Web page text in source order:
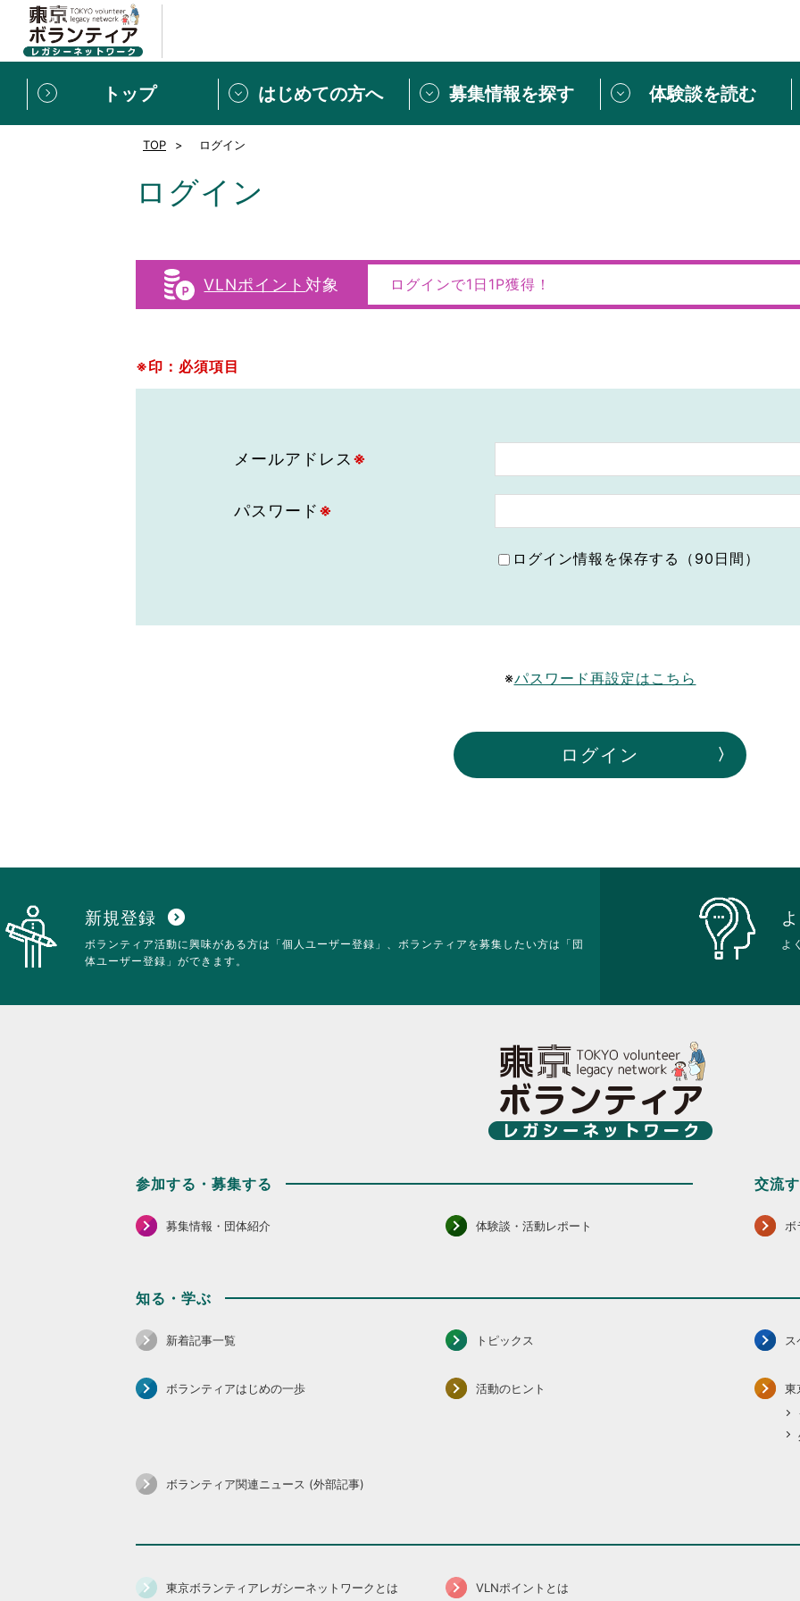
トップ はじめての方へ
新規登録
東京ボランティアレガシーネットワークとは
もっと知りたい！VLNでできること
ボランティア
ボランティアで
VLNポイントとは 中高生が参加
募集情報を探す 体験談を読む
スペシャルイン
ボランティアは
シティキャスト
おもてなし語学ボランティア
TOP ログイン
ログイン
VLNポイント 対象 ログインで1日1P獲得！
※印：必須項目
メールアドレス ※
パスワード※
ログイン情報を保存する（90日間）
※パスワード再設定はこちら
ログイン
新規登録 expand_circle_down
ボランティア活動に興味がある方は「個人ユーザー登録」、ボランティアを募集したい方は「団
体ユーザー登録」ができます。
よ
参加する・募集する
募集情報・団体紹介 体験談・活動レポート
交流
ボ
知る・学ぶ
新着記事一覧 トピックス
ボランティアはじめの一歩 活動のヒント
東
ボランティア関連ニュース (外部記事)
東京ボランティアレガシーネットワークとは VLNポイントとは